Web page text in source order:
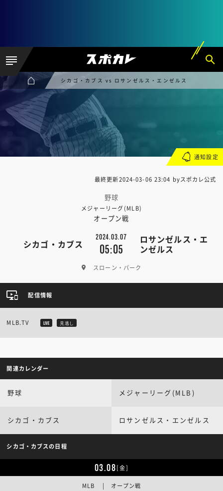
シカゴ・カブス vs ロサンゼルス・エンゼルス
最終更新2024-03-06 23:04 byスポカレ公式
野球
メジャーリーグ(MLB)
オープン戦
シカゴ・カブス
2024.03.07
05:05
ロサンゼルス・エ
ンゼルス
スローン・パーク
通知設定
配信情報
MLB.TV LIVE 見逃し
関連カレンダー
野球 メジャーリーグ(MLB)
シカゴ・カブス ロサンゼルス・エンゼルス
シカゴ・カブスの日程
03.08[金]
MLB | オープン戦